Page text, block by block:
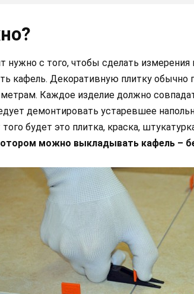
нужно с того, чтобы сделать
кафель. Декоративную плитку
Каждое изделие должно
демонтировать устаревшее
будет это плитка, краска,
можно выкладывать кафель –